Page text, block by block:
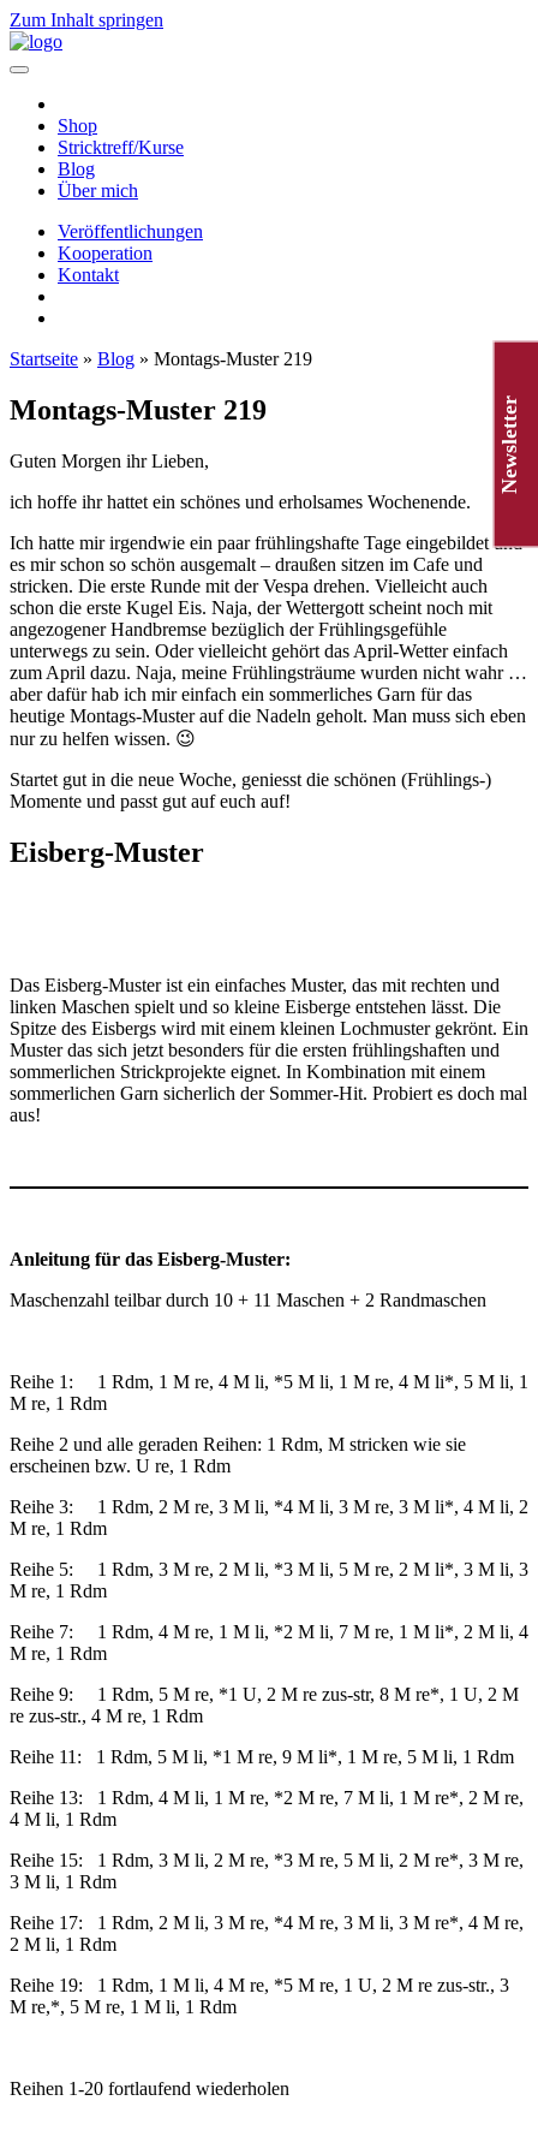
Zum Inhalt springen
Hauptnavigation
Shop
Stricktreff/Kurse
Blog
Über mich
Veröffentlichungen
Kooperation
Kontakt
Startseite » Blog » Montags-Muster 219
Montags-Muster 219
Guten Morgen ihr Lieben,
ich hoffe ihr hattet ein schönes und erholsames Wochenende.
Ich hatte mir irgendwie ein paar frühlingshafte Tage eingebildet und
es mir schon so schön ausgemalt – draußen sitzen im Cafe und
stricken. Die erste Runde mit der Vespa drehen. Vielleicht auch
schon die erste Kugel Eis. Naja, der Wettergott scheint noch mit
angezogener Handbremse bezüglich der Frühlingsgefühle
unterwegs zu sein. Oder vielleicht gehört das April-Wetter einfach
zum April dazu. Naja, meine Frühlingsträume wurden nicht wahr …
aber dafür hab ich mir einfach ein sommerliches Garn für das
heutige Montags-Muster auf die Nadeln geholt. Man muss sich eben
nur zu helfen wissen. 😉
Startet gut in die neue Woche, geniesst die schönen (Frühlings-)
Momente und passt gut auf euch auf!
Eisberg-Muster
Das Eisberg-Muster ist ein einfaches Muster, das mit rechten und
linken Maschen spielt und so kleine Eisberge entstehen lässt. Die
Spitze des Eisbergs wird mit einem kleinen Lochmuster gekrönt. Ein
Muster das sich jetzt besonders für die ersten frühlingshaften und
sommerlichen Strickprojekte eignet. In Kombination mit einem
sommerlichen Garn sicherlich der Sommer-Hit. Probiert es doch mal
aus!
Anleitung für das Eisberg-Muster:
Maschenzahl teilbar durch 10 + 11 Maschen + 2 Randmaschen
Reihe 1: 1 Rdm, 1 M re, 4 M li, *5 M li, 1 M re, 4 M li*, 5 M li, 1
M re, 1 Rdm
Reihe 2 und alle geraden Reihen: 1 Rdm, M stricken wie sie
erscheinen bzw. U re, 1 Rdm
Reihe 3: 1 Rdm, 2 M re, 3 M li, *4 M li, 3 M re, 3 M li*, 4 M li, 2
M re, 1 Rdm
Reihe 5: 1 Rdm, 3 M re, 2 M li, *3 M li, 5 M re, 2 M li*, 3 M li, 3
M re, 1 Rdm
Reihe 7: 1 Rdm, 4 M re, 1 M li, *2 M li, 7 M re, 1 M li*, 2 M li, 4
M re, 1 Rdm
Reihe 9: 1 Rdm, 5 M re, *1 U, 2 M re zus-str, 8 M re*, 1 U, 2 M
re zus-str., 4 M re, 1 Rdm
Reihe 11: 1 Rdm, 5 M li, *1 M re, 9 M li*, 1 M re, 5 M li, 1 Rdm
Reihe 13: 1 Rdm, 4 M li, 1 M re, *2 M re, 7 M li, 1 M re*, 2 M re,
4 M li, 1 Rdm
Reihe 15: 1 Rdm, 3 M li, 2 M re, *3 M re, 5 M li, 2 M re*, 3 M re,
3 M li, 1 Rdm
Reihe 17: 1 Rdm, 2 M li, 3 M re, *4 M re, 3 M li, 3 M re*, 4 M re,
2 M li, 1 Rdm
Reihe 19: 1 Rdm, 1 M li, 4 M re, *5 M re, 1 U, 2 M re zus-str., 3
M re,*, 5 M re, 1 M li, 1 Rdm
Reihen 1-20 fortlaufend wiederholen
Newsletter